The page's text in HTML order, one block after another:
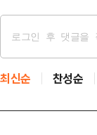
최신순 찬성순